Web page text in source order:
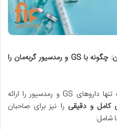
چگونه با GS
و رمدسیور گربه‌مان را
نه تنها داروهای GS و رمدسیور را ارائه
کامل و دقیقی را نیز برای صاحبان
شامل: